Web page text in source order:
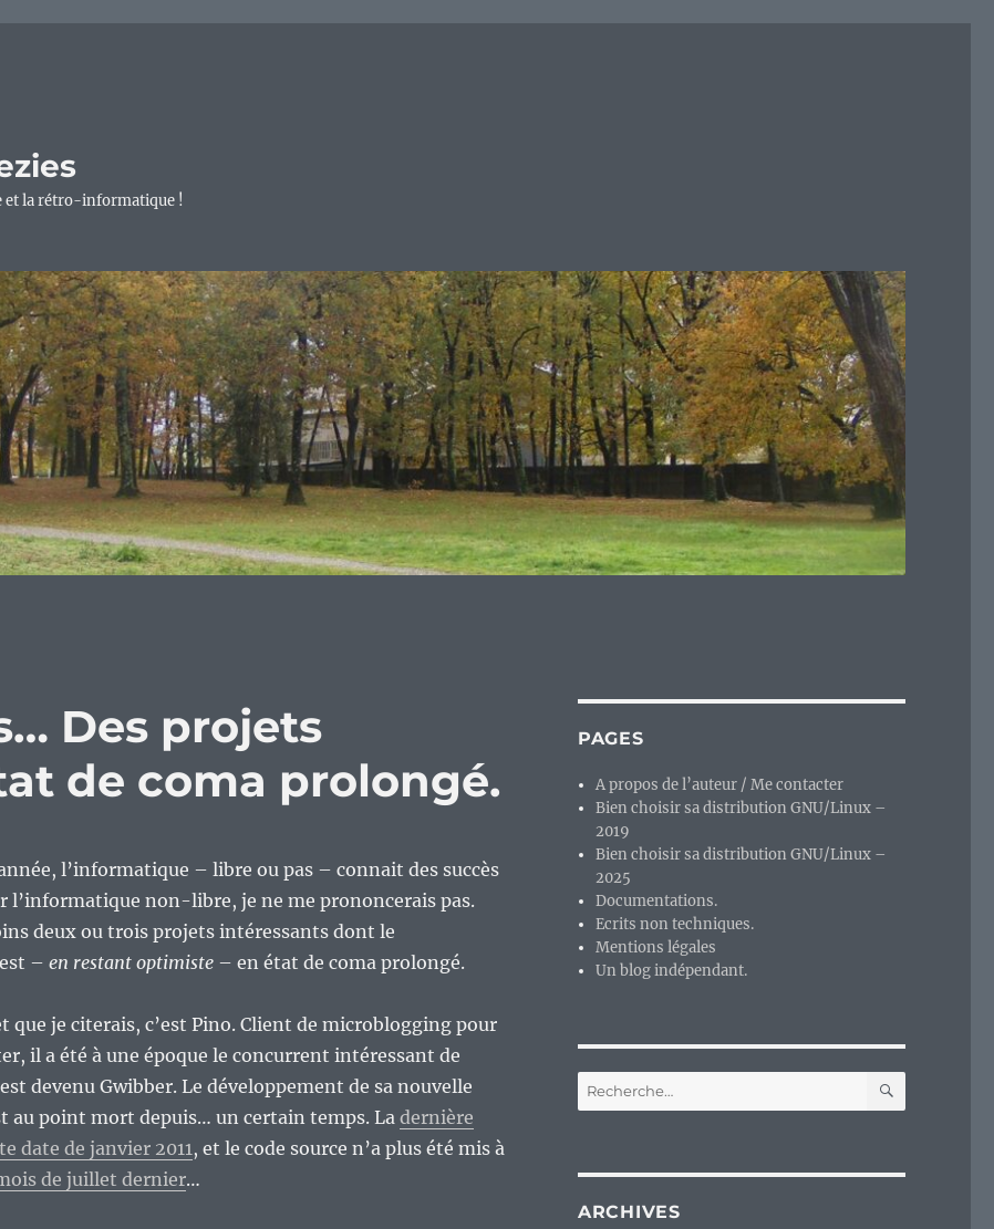
et la rétro-informatique !
Des projets
de coma prolongé.
l’informatique – libre ou pas – connait des succès
l’informatique non-libre, je ne me prononcerais pas.
deux ou trois projets intéressants dont le
– en restant optimiste– en état de coma prolongé.
que je citerais, c’est Pino. Client de microblogging pour
il a été à une époque le concurrent intéressant de
devenu Gwibber. Le développement de sa nouvelle
au point mort depuis… un certain temps. La dernière
date de janvier 2011, et le code source n’a plus été mis à
de juillet dernier…
PAGES
A propos de l’auteur / Me contacter
Bien choisir sa distribution GNU/Linux –
2019
Bien choisir sa distribution GNU/Linux –
2025
Documentations.
Ecrits non techniques.
Mentions légales
Un blog indépendant.
Recherche
pour :
ARCHIVES